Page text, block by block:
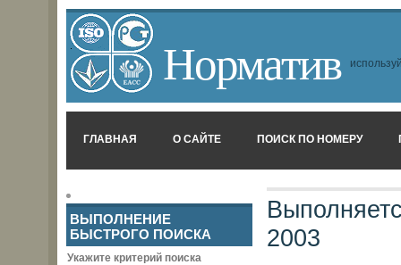
Норматив
ГЛАВНАЯ О САЙТЕ ПОИСК ПО НОМЕРУ
2003
ВЫПОЛНЕНИЕ
БЫСТРОГО ПОИСКА
Укажите критерий поиска